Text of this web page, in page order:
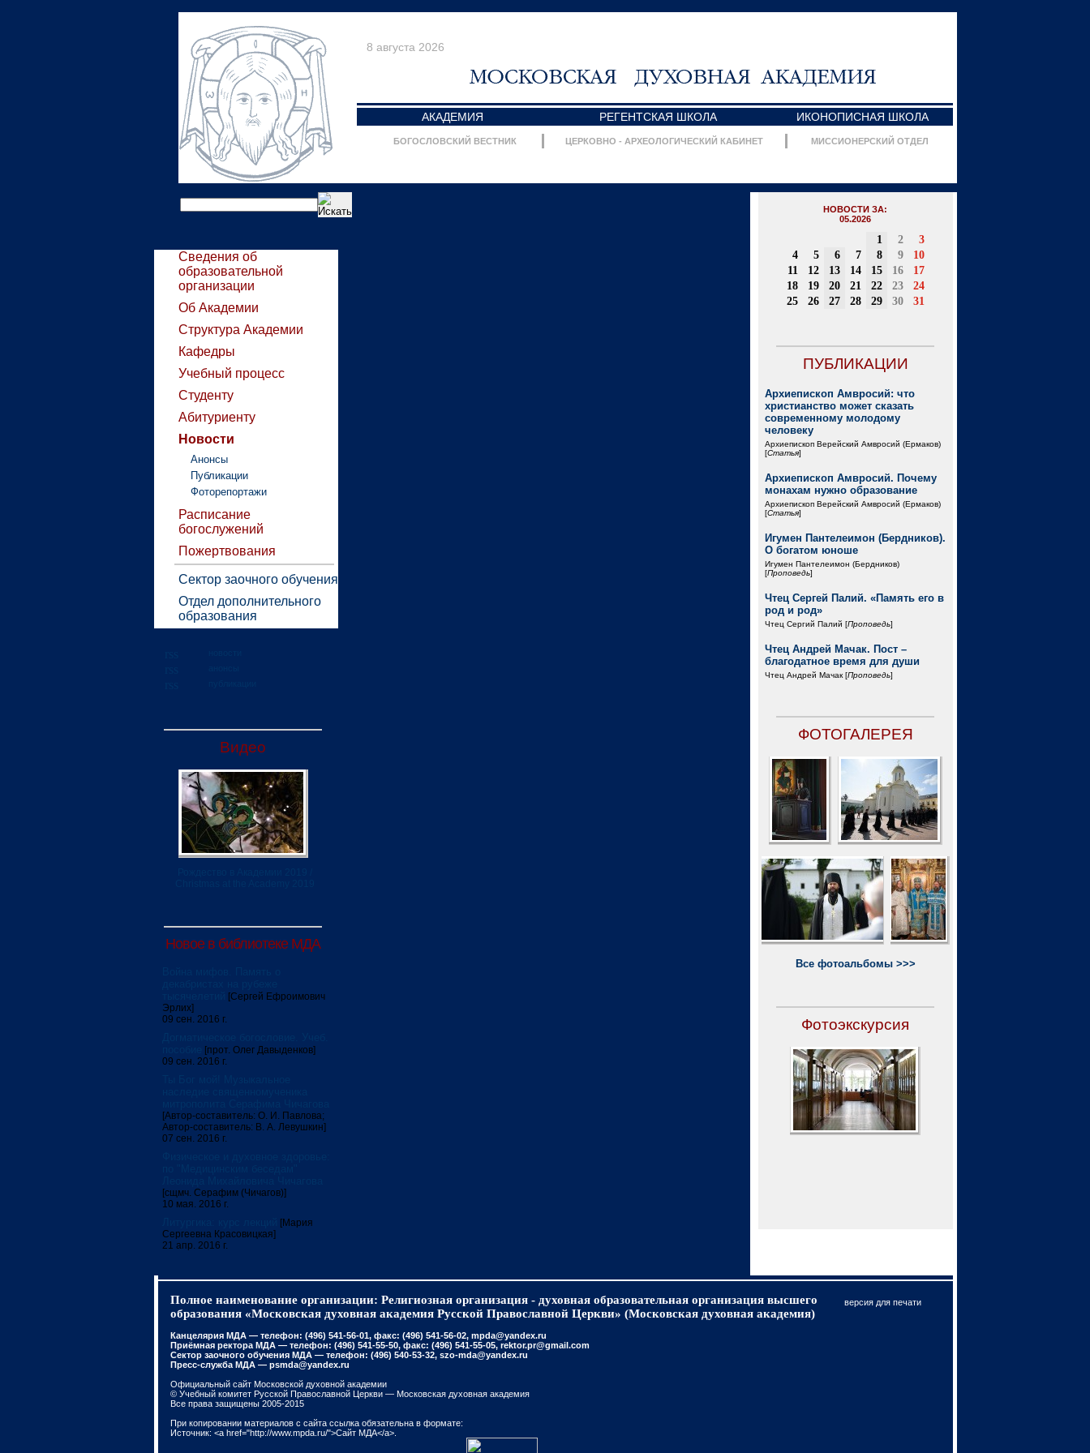
8 августа 2026
АКАДЕМИЯ РЕГЕНТСКАЯ ШКОЛА ИКОНОПИСНАЯ ШКОЛА
БОГОСЛОВСКИЙ ВЕСТНИК ЦЕРКОВНО - АРХЕОЛОГИЧЕСКИЙ КАБИНЕТ МИССИОНЕРСКИЙ ОТДЕЛ
Сведения об
образовательной
организации
Об Академии
Структура Академии
Кафедры
Учебный процесс
Студенту
Абитуриенту
Новости
Анонсы
Публикации
Фоторепортажи
Расписание
богослужений
Пожертвования
Сектор заочного обучения
Отдел дополнительного
образования
Видео
Новое в библиотеке МДА
[Сергей Ефроимович
Эрлих]
09 сен. 2016 г.
[прот. Олег Давыденков]
09 сен. 2016 г.
[Автор-составитель: О. И. Павлова;
Автор-составитель: В. А. Левушкин]
07 сен. 2016 г.
[сщмч. Серафим (Чичагов)]
10 мая. 2016 г.
[Мария
Сергеевна Красовицкая]
21 апр. 2016 г.
НОВОСТИ ЗА:
05.2026
1 2
3
4
5 6 7 8 9
10
11
12 13 14 15 16
17
18
19 20 21 22 23
24
25
26 27 28 29 30 31
ПУБЛИКАЦИИ
Архиепископ Амвросий: что
христианство может сказать
современному молодому
человеку
Архиепископ Верейский Амвросий (Ермаков)
[Статья]
Архиепископ Амвросий. Почему
монахам нужно образование
Архиепископ Верейский Амвросий (Ермаков)
[Статья]
Игумен Пантелеимон (Бердников).
О богатом юноше
Игумен Пантелеимон (Бердников)
[Проповедь]
Чтец Сергей Палий. «Память его в
род и род»
Чтец Сергий Палий [Проповедь]
Чтец Андрей Мачак. Пост –
благодатное время для души
Чтец Андрей Мачак [Проповедь]
ФОТОГАЛЕРЕЯ
Все фотоальбомы >>>
Фотоэкскурсия
версия для печати
Полное наименование организации: Религиозная организация - духовная образовательная организация высшего
образования «Московская духовная академия Русской Православной Церкви» (Московская духовная академия)
Канцелярия МДА — телефон: (496) 541-56-01, факс: (496) 541-56-02, mpda@yandex.ru
Приёмная ректора МДА — телефон: (496) 541-55-50, факс: (496) 541-55-05, rektor.pr@gmail.com
Сектор заочного обучения МДА — телефон: (496) 540-53-32, szo-mda@yandex.ru
Пресс-служба МДА — psmda@yandex.ru
Официальный сайт Московской духовной академии
© Учебный комитет Русской Православной Церкви — Московская духовная академия
Все права защищены 2005-2015
При копировании материалов с сайта ссылка обязательна в формате:
Источник: <a href="http://www.mpda.ru/">Сайт МДА</a>.